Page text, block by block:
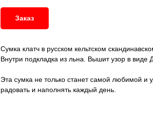
Заказ
Сумка клатч в русском кельтском
Внутри подкладка из льна. Вышит узор в виде
Эта сумка не только станет самой любимой и
радовать и наполнять каждый день.